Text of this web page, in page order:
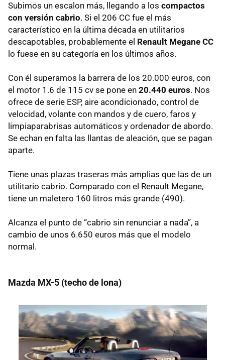
Subimos un escalon más, llegando a los compactos
con versión cabrio. Si el 206 CC fue el más
característico en la última década en utilitarios
descapotables, probablemente el Renault Megane CC
lo fuese en su categoría en los últimos años.
Con él superamos la barrera de los 20.000 euros, con
el motor 1.6 de 115 cv se pone en 20.440 euros. Nos
ofrece de serie ESP, aire acondicionado, control de
velocidad, volante con mandos y de cuero, faros y
limpiaparabrisas automáticos y ordenador de abordo.
Se echan en falta las llantas de aleación, que se pagan
aparte.
Tiene unas plazas traseras más amplias que las de un
utilitario cabrio. Comparado con el Renault Megane,
tiene un maletero 160 litros más grande (490).
Alcanza el punto de “cabrio sin renunciar a nada”, a
cambio de unos 6.650 euros más que el modelo
normal.
Mazda MX-5 (techo de lona)